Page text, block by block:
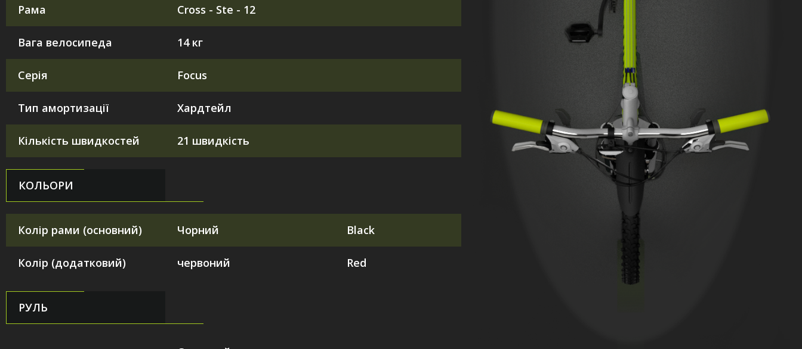
Рама Cross - Ste - 12
Вага велосипеда 14 кг
Серія Focus
Тип амортизації Хардтейл
Кількість швидкостей 21 швидкість
КОЛЬОРИ
Колір рами (основний) Чорний Black
Колір (додатковий) червоний Red
РУЛЬ